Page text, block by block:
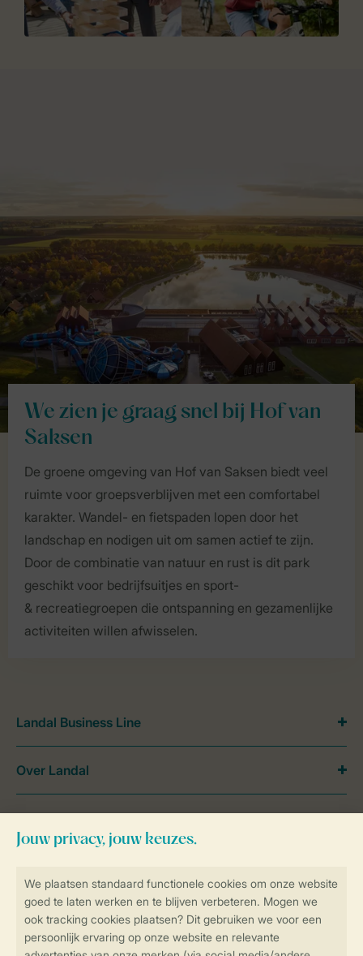
We zien je graag snel bij Hof van
Saksen
De groene omgeving van Hof van Saksen biedt veel
ruimte voor groepsverblijven met een comfortabel
karakter. Wandel- en fietspaden lopen door het
landschap en nodigen uit om samen actief te zijn.
Door de combinatie van natuur en rust is dit park
geschikt voor bedrijfsuitjes en sport-
& recreatiegroepen die ontspanning en gezamenlijke
activiteiten willen afwisselen.
SSL certificaat
Veilige gegevensoverdracht
Veilige betaling
Landal Business Line
Over Landal
Meer Landal